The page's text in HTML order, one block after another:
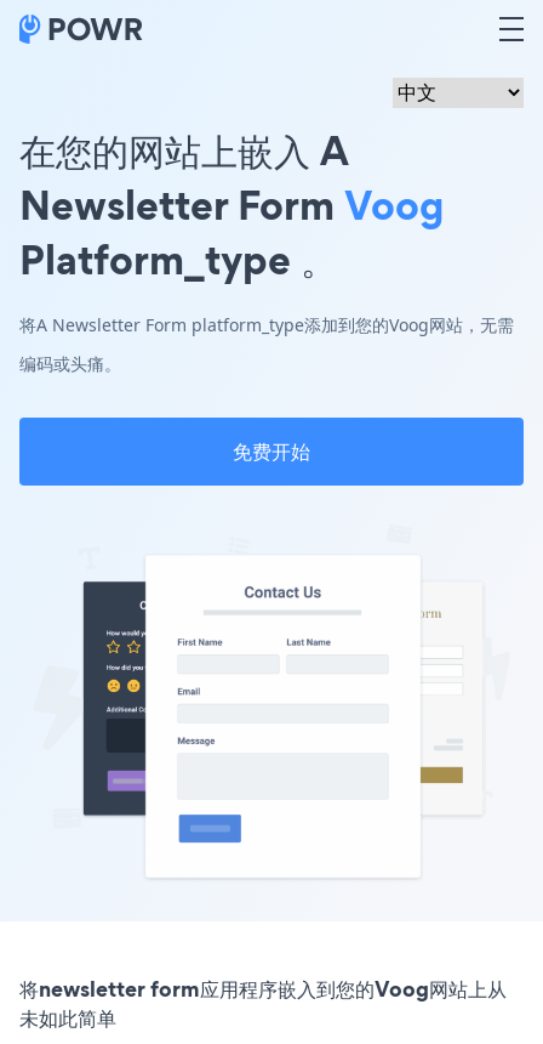
在您的网站上嵌入 A
Newsletter Form Voog
Platform_type 。
将A Newsletter Form platform_type添加到您的Voog网站，无需
编码或头痛。
免费开始
将newsletter form应用程序嵌入到您的Voog网站上从
未如此简单